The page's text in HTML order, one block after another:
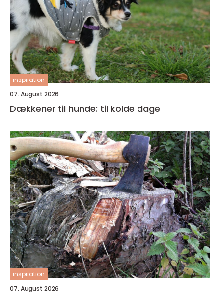
inspiration
07. August 2026
Dækkener til hunde: til kolde dage
inspiration
07. August 2026